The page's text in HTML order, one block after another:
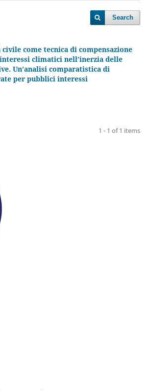
Search
come tecnica di compensazione
climatici nell’inerzia delle
Un’analisi comparatistica di
per pubblici interessi
1 - 1 of 1 items